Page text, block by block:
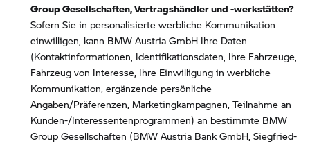
Group Gesellschaften, Vertragshändler und -werkstätten?
Sofern Sie in personalisierte werbliche Kommunikation
einwilligen, kann BMW Austria GmbH Ihre Daten
(Kontaktinformationen, Identifikationsdaten, Ihre Fahrzeuge,
Fahrzeug von Interesse, Ihre Einwilligung in werbliche
Kommunikation, ergänzende persönliche
Angaben/Präferenzen, Marketingkampagnen, Teilnahme an
Kunden-/Interessentenprogrammen) an bestimmte BMW
Group Gesellschaften (BMW Austria Bank GmbH, Siegfried-